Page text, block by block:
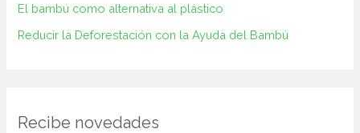
El bambú como alternativa al plástico
Reducir la Deforestación con la Ayuda del Bambú
Recibe novedades